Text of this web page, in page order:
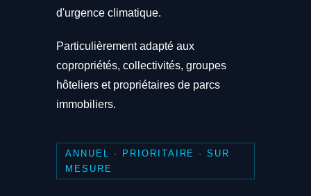
d'urgence climatique.
Particulièrement adapté aux
copropriétés, collectivités, groupes
hôteliers et propriétaires de parcs
immobiliers.
ANNUEL · PRIORITAIRE · SUR
MESURE